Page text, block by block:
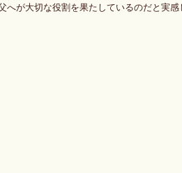
へが大切な役割を果たしているのだと実感